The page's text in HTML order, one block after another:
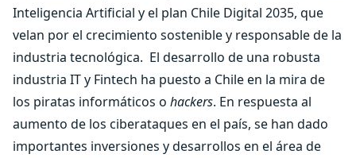
Inteligencia Artificial y el plan Chile Digital 2035, que
velan por el crecimiento sostenible y responsable de la
industria tecnológica. El desarrollo de una robusta
industria IT y Fintech ha puesto a Chile en la mira de
los piratas informáticos o hackers. En respuesta al
aumento de los ciberataques en el país, se han dado
importantes inversiones y desarrollos en el área de